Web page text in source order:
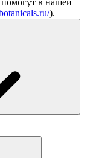
в нашей
).